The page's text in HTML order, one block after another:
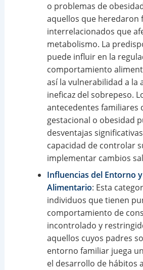
o problemas de
aquellos que heredaron
interrelacionados que
metabolismo. La
puede influir en la
comportamiento
así la vulnerabilidad a la
ineficaz del sobrepeso.
antecedentes familiares
gestacional o obesidad
desventajas
capacidad de controlar
implementar cambios
Influencias del Entorno
Alimentario: Esta
individuos que tienen
comportamiento de
incontrolado y
aquellos cuyos padres
entorno familiar juega
el desarrollo de hábitos